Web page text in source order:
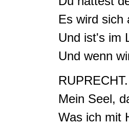
Es wird sich
Und ist's im
Und wenn
RUPRECHT.
Mein Seel,
Was ich mit